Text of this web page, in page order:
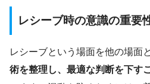
レシーブ時の意識の重要
レシーブという場面を他の場面
術を整理し、最適な判断を下す